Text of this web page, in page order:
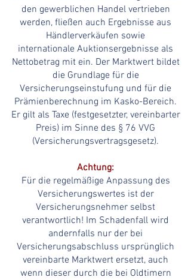
den gewerblichen Handel vertrieben
werden, fließen auch Ergebnisse aus
Händlerverkäufen sowie
internationale Auktionsergebnisse als
Nettobetrag mit ein. Der Marktwert bildet
die Grundlage für die
Versicherungseinstufung und für die
Prämienberechnung im Kasko-Bereich.
Er gilt als Taxe (festgesetzter, vereinbarter
Preis) im Sinne des § 76 VVG
(Versicherungsvertragsgesetz).
Achtung:
Für die regelmäßige Anpassung des
Versicherungswertes ist der
Versicherungsnehmer selbst
verantwortlich! Im Schadenfall wird
andernfalls nur der bei
Versicherungsabschluss ursprünglich
vereinbarte Marktwert ersetzt, auch
wenn dieser durch die bei Oldtimern